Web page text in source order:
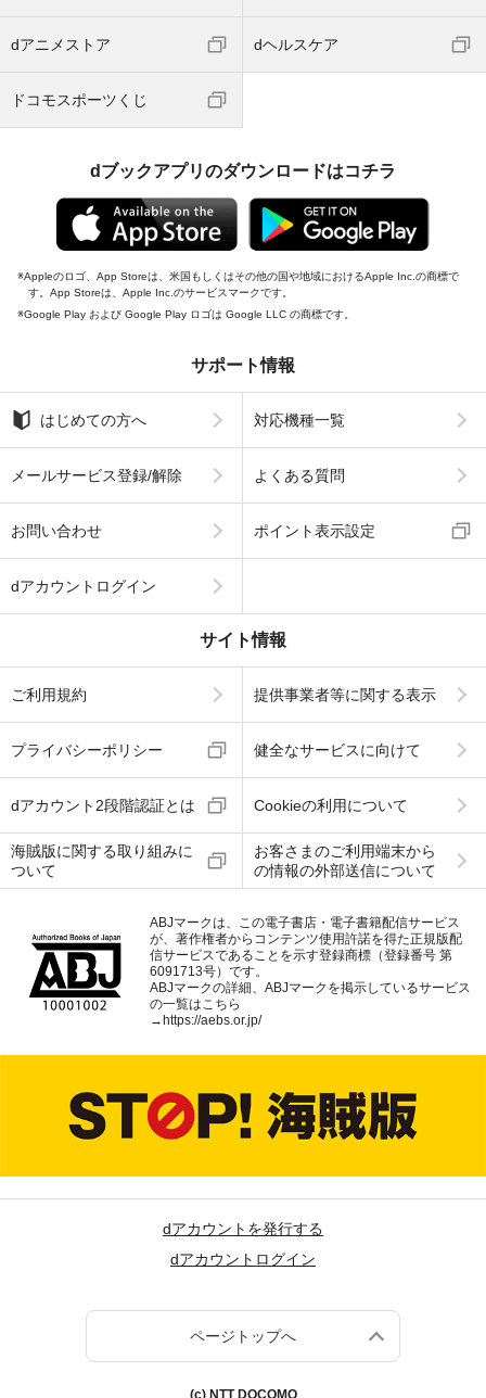
dアニメストア dヘルスケア
ドコモスポーツくじ
dブックアプリのダウンロードはコチラ
Appleのロゴ、App Storeは、米国もしくはその他の国や地域におけるApple Inc.の商標で
す。App Storeは、Apple Inc.のサービスマークです。
Google Play および Google Play ロゴは Google LLC の商標です。
サポート情報
はじめての方へ 対応機種一覧
メールサービス登録/解除 よくある質問
お問い合わせ ポイント表示設定
dアカウントログイン
サイト情報
ご利用規約 提供事業者等に関する表示
プライバシーポリシー 健全なサービスに向けて
dアカウント2段階認証とは Cookieの利用について
海賊版に関する取り組みに
ついて
お客さまのご利用端末から
の情報の外部送信について
ABJマークは、この電子書店・電子書籍配信サービス
が、著作権者からコンテンツ使用許諾を得た正規版配
信サービスであることを示す登録商標（登録番号 第
6091713号）です。
ABJマークの詳細、ABJマークを掲示しているサービス
の一覧はこちら
→ https://aebs.or.jp/
dアカウントを発行する
dアカウントログイン
ページトップへ